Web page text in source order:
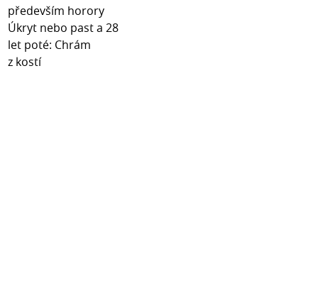
- 1x UV lampa s microUSB konektorem (kabel není
součástí balení)